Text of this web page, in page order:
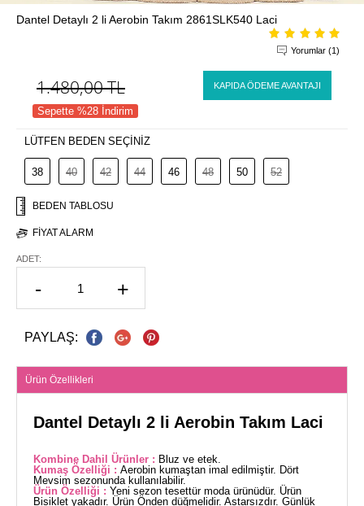
Dantel Detaylı 2 li Aerobin Takım 2861SLK540 Laci
Yorumlar (1)
1.480,00TL KAPIDA ÖDEME AVANTAJI
Sepette %28 İndirim
LÜTFEN BEDEN SEÇİNİZ
38 40 42 44 46 48 50 52
BEDEN TABLOSU
FIYAT ALARM
ADET:
- +
PAYLAŞ:
Ürün Özellikleri
Dantel Detaylı 2 li Aerobin Takım Laci
Kombine Dahil Ürünler : Bluz ve etek.
Kumaş Özelliği : Aerobin kumaştan imal edilmiştir. Dört
Mevsim sezonunda kullanılabilir.
Ürün Özelliği : Yeni sezon tesettür moda ürünüdür. Ürün
Bisiklet yakadır. Ürün Önden düğmelidir. Astarsızdır. Günlük